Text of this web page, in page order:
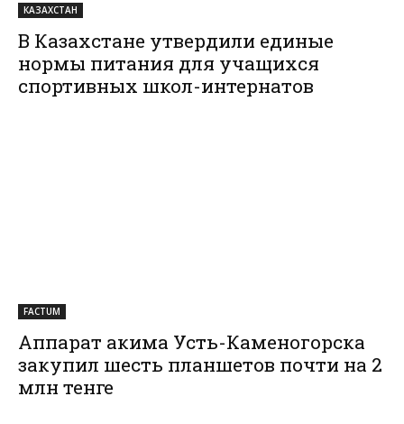
КАЗАХСТАН
В Казахстане утвердили единые
нормы питания для учащихся
спортивных школ-интернатов
FACTUM
Аппарат акима Усть-Каменогорска
закупил шесть планшетов почти на 2
млн тенге